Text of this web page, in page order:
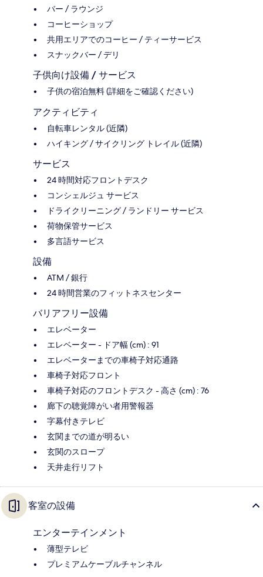
バー / ラウンジ
コーヒーショップ
共用エリアでのコーヒー / ティーサービス
スナックバー / デリ
子供向け設備 / サービス
子供の宿泊無料 (詳細をご確認ください)
アクティビティ
自転車レンタル (近隣)
ハイキング / サイクリング トレイル (近隣)
サービス
24 時間対応フロントデスク
コンシェルジュ サービス
ドライクリーニング / ランドリー サービス
荷物保管サービス
多言語サービス
設備
ATM / 銀行
24 時間営業のフィットネスセンター
バリアフリー設備
エレベーター
エレベーター - ドア幅 (cm) : 91
エレベーターまでの車椅子対応通路
車椅子対応フロント
車椅子対応のフロントデスク - 高さ (cm) : 76
廊下の聴覚障がい者用警報器
字幕付きテレビ
玄関までの道が明るい
玄関のスロープ
天井走行リフト
客室の設備
エンターテインメント
薄型テレビ
プレミアムケーブルチャンネル